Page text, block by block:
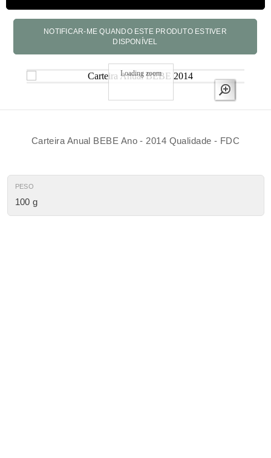
Loading zoom
Carteira Anual BEBE Ano - 2014 Qualidade - FDC
PESO
100 g